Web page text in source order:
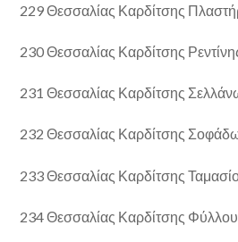
229 Θεσσαλίας Καρδίτσης
230 Θεσσαλίας Καρδίτσης
231 Θεσσαλίας Καρδίτσης
232 Θεσσαλίας Καρδίτσης
233 Θεσσαλίας Καρδίτσης
234 Θεσσαλίας Καρδίτσης